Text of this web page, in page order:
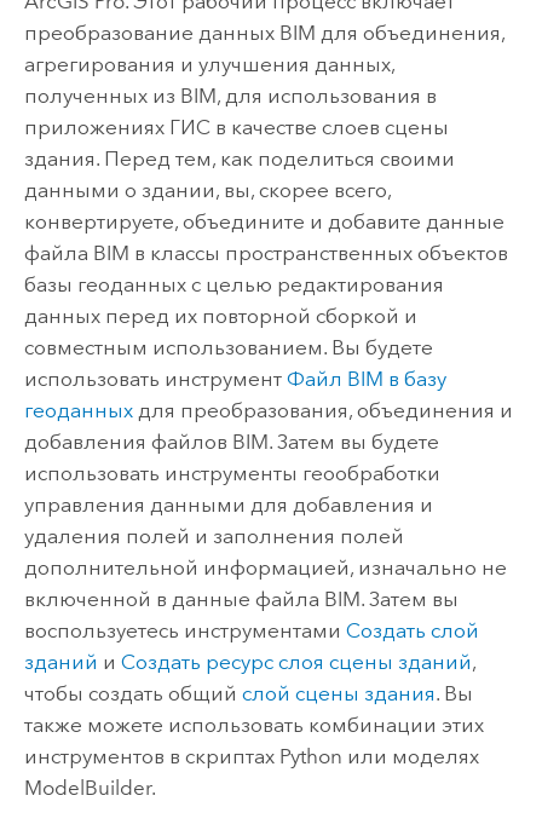
преобразование данных BIM для объединения,
агрегирования и улучшения данных,
полученных из BIM, для использования в
приложениях ГИС в качестве слоев сцены
здания. Перед тем, как поделиться своими
данными о здании, вы, скорее всего,
конвертируете, объедините и добавите данные
файла BIM в классы пространственных объектов
базы геоданных с целью редактирования
данных перед их повторной сборкой и
совместным использованием. Вы будете
использовать инструмент Файл BIM в базу
геоданныхдля преобразования, объединения и
добавления файлов BIM. Затем вы будете
использовать инструменты геообработки
управления данными для добавления и
удаления полей и заполнения полей
дополнительной информацией, изначально не
включенной в данные файла BIM. Затем вы
воспользуетесь инструментами Создать слой
зданий и Создать ресурс слоя сцены зданий,
чтобы создать общий слой сцены здания. Вы
также можете использовать комбинации этих
инструментов в скриптах Python или моделях
ModelBuilder.